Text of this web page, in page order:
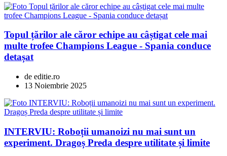
Topul țărilor ale căror echipe au câștigat cele mai
multe trofee Champions League - Spania conduce
detașat
de editie.ro
13 Noiembrie 2025
INTERVIU: Roboții umanoizi nu mai sunt un
experiment. Dragoș Preda despre utilitate și limite